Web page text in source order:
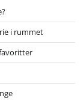
i rummet